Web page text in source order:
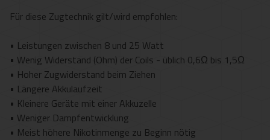
Für diese Zugtechnik gilt/wird empfohlen:
• Leistungen zwischen 8 und 25 Watt
• Wenig Widerstand (Ohm) der Coils - üblich 0,6Ω bis 1,5Ω
• Hoher Zugwiderstand beim Ziehen
• Längere Akkulaufzeit
• Kleinere Geräte mit einer Akkuzelle
• Weniger Dampfentwicklung
• Meist höhere Nikotinmenge zu Beginn nötig